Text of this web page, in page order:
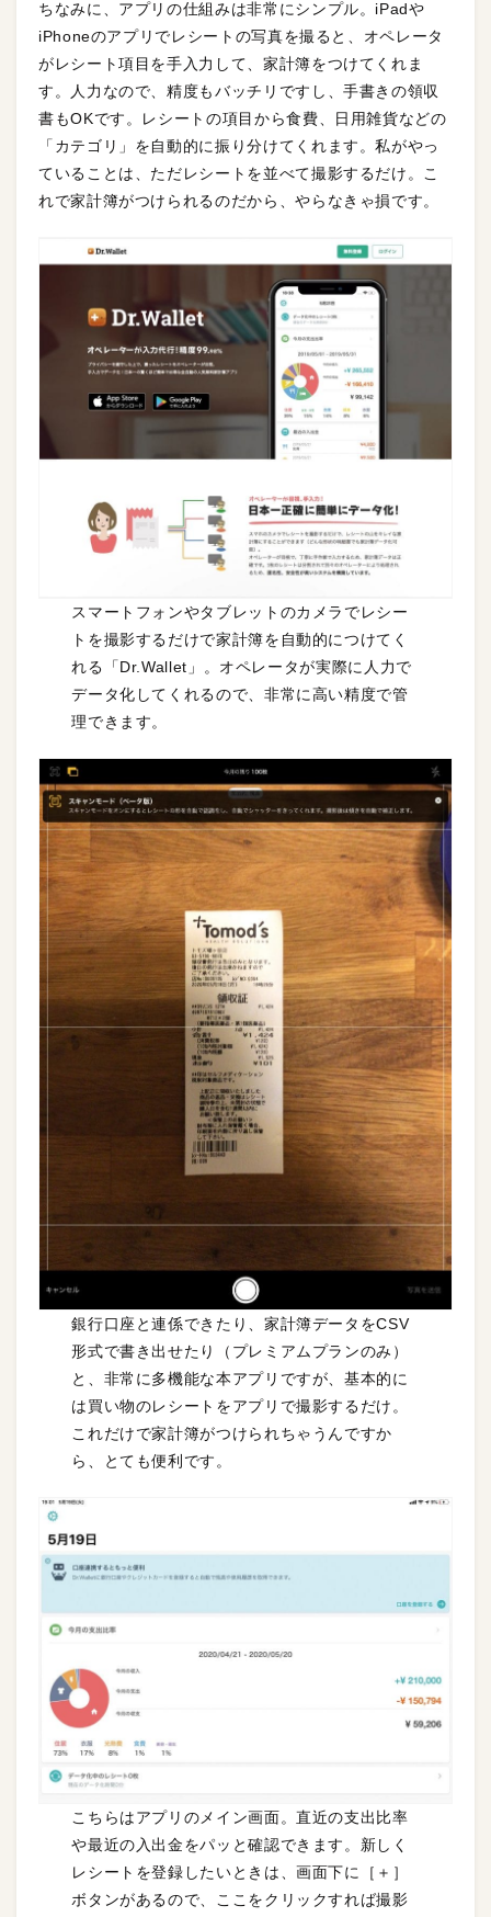
ちなみに、アプリの仕組みは非常にシンプル。iPadや
iPhoneのアプリでレシートの写真を撮ると、オペレータ
がレシート項目を手入力して、家計簿をつけてくれま
す。人力なので、精度もバッチリですし、手書きの領収
書もOKです。レシートの項目から食費、日用雑貨などの
「カテゴリ」を自動的に振り分けてくれます。私がやっ
ていることは、ただレシートを並べて撮影するだけ。こ
れで家計簿がつけられるのだから、やらなきゃ損です。
スマートフォンやタブレットのカメラでレシー
トを撮影するだけで家計簿を自動的につけてく
れる「Dr.Wallet」。オペレータが実際に人力で
データ化してくれるので、非常に高い精度で管
理できます。
銀行口座と連係できたり、家計簿データをCSV
形式で書き出せたり（プレミアムプランのみ）
と、非常に多機能な本アプリですが、基本的に
は買い物のレシートをアプリで撮影するだけ。
これだけで家計簿がつけられちゃうんですか
ら、とても便利です。
こちらはアプリのメイン画面。直近の支出比率
や最近の入出金をパッと確認できます。新しく
レシートを登録したいときは、画面下に［＋］
ボタンがあるので、ここをクリックすれば撮影